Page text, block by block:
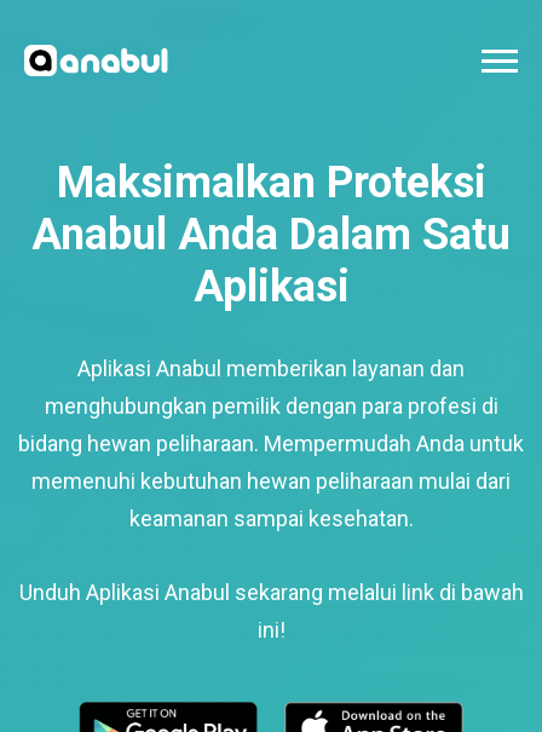
Maksimalkan Proteksi
Anabul Anda Dalam Satu
Aplikasi
Aplikasi Anabul memberikan layanan dan
menghubungkan pemilik dengan para profesi di
bidang hewan peliharaan. Mempermudah Anda untuk
memenuhi kebutuhan hewan peliharaan mulai dari
keamanan sampai kesehatan.
Unduh Aplikasi Anabul sekarang melalui link di bawah
ini!